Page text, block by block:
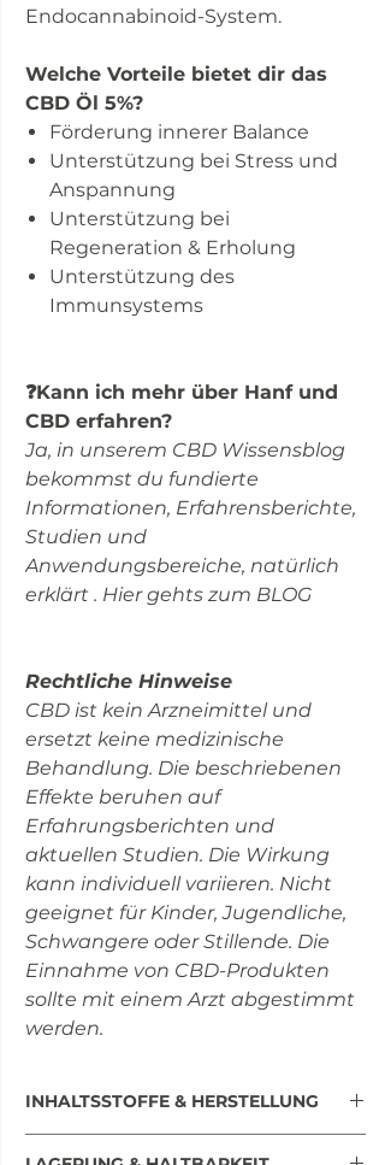
Endocannabinoid-System.
Welche Vorteile bietet dir das
CBD Öl 5%?
Förderung innerer Balance
Unterstützung bei Stress und
Anspannung
Unterstützung bei
Regeneration & Erholung
Unterstützung des
Immunsystems
❓Kann ich mehr über Hanf und
CBD erfahren?
Ja, in unserem CBD Wissensblog
bekommst du fundierte
Informationen, Erfahrensberichte,
Studien und
Anwendungsbereiche, natürlich
erklärt . Hier gehts zum BLOG
Rechtliche Hinweise
CBD ist kein Arzneimittel und
ersetzt keine medizinische
Behandlung. Die beschriebenen
Effekte beruhen auf
Erfahrungsberichten und
aktuellen Studien. Die Wirkung
kann individuell variieren. Nicht
geeignet für Kinder, Jugendliche,
Schwangere oder Stillende. Die
Einnahme von CBD-Produkten
sollte mit einem Arzt abgestimmt
werden.
INHALTSSTOFFE & HERSTELLUNG